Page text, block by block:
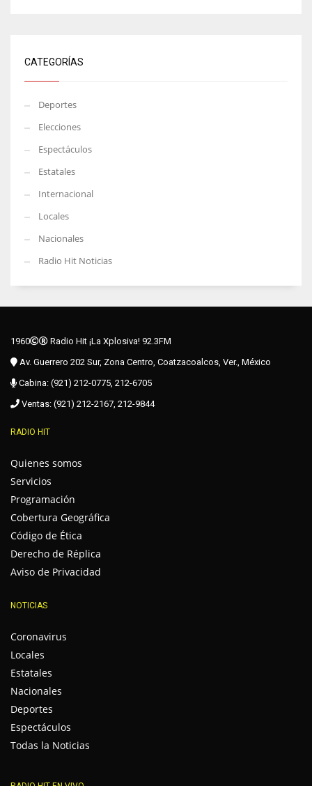
CATEGORÍAS
Deportes
Elecciones
Espectáculos
Estatales
Internacional
Locales
Nacionales
Radio Hit Noticias
1960
Radio Hit ¡La Xplosiva! 92.3FM
Av. Guerrero 202 Sur, Zona Centro, Coatzacoalcos, Ver., México
Cabina: (921) 212-0775, 212-6705
Ventas: (921) 212-2167, 212-9844
RADIO HIT
Quienes somos
Servicios
Programación
Cobertura Geográfica
Código de Ética
Derecho de Réplica
Aviso de Privacidad
NOTICIAS
Coronavirus
Locales
Estatales
Nacionales
Deportes
Espectáculos
Todas la Noticias